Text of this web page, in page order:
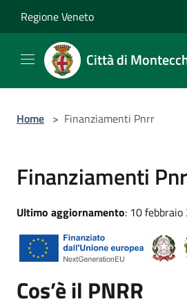
Regione Veneto
Città di
Home > Finanziamenti Pnrr
Finanziamenti
Ultimo aggiornamento: 10
Cos’è il PNRR